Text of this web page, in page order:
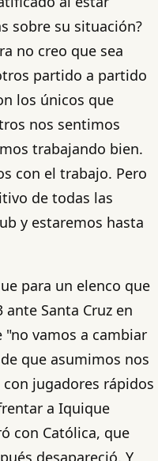
sobre su situación?
no creo que sea
partido a partido
los únicos que
nos sentimos
trabajando bien.
con el trabajo. Pero
de todas las
y estaremos hasta
para un elenco que
Santa Cruz en
"no vamos a cambiar
que asumimos nos
jugadores rápidos
a Iquique
con Católica, que
desapareció. Y